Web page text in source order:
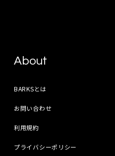
About
BARKSとは
お問い合わせ
利用規約
プライバシーポリシー